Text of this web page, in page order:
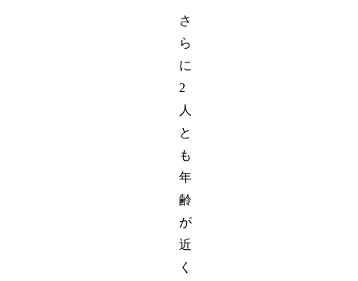
さ
ら
に
2
人
と
も
年
齢
が
近
く